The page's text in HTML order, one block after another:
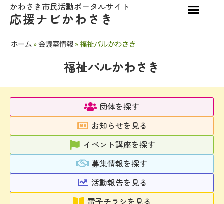
かわさき市民活動ポータルサイト
応援ナビかわさき
ホーム »会議室情報»福祉パルかわさき
福祉パルかわさき
団体を探す
お知らせを見る
イベント講座を探す
募集情報を探す
活動報告を見る